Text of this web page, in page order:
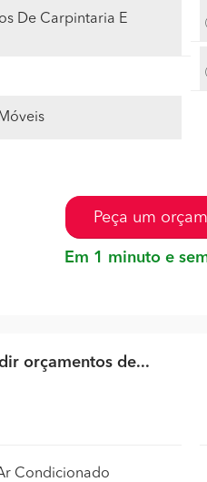
De Carpintaria E
Peça um
Em 1 minuto e
orçamentos de...
Condicionado